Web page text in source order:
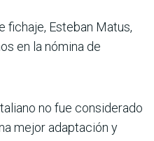
fichaje, Esteban Matus,
en la nómina de
no fue con­siderado
mejor adap­tación y